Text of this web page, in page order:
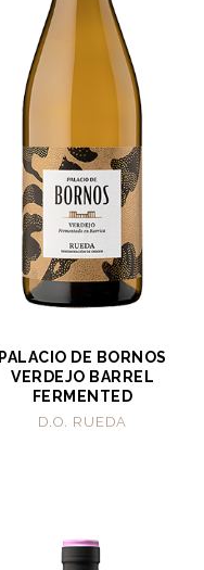
PALACIO DE BORNOS
VERDEJO BARREL
FERMENTED
D.O. RUEDA